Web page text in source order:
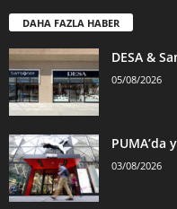
DAHA FAZLA HABER
DESA &
05/08/2026
PUMA’da
03/08/2026